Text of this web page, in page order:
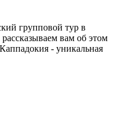
групповой тур в
вам об этом
- уникальная